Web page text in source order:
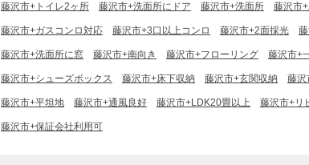
藤沢市+トイレ2ヶ所 藤沢市+洗面所にドア 藤沢市+洗面所 藤沢市
藤沢市+ガスコンロ対応 藤沢市+3口以上コンロ 藤沢市+2面採光
藤沢市+洗面所に窓 藤沢市+南向き 藤沢市+フローリング 藤沢市+
藤沢市+シューズボックス 藤沢市+床下収納 藤沢市+玄関収納 藤沢
藤沢市+平坦地 藤沢市+通風良好 藤沢市+LDK20畳以上 藤沢市+リ
藤沢市+保証会社利用可